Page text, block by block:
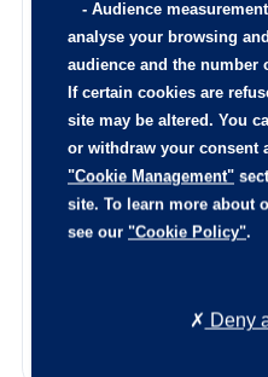
100 points de contrôle ont
Les éventuelles pièces
rajeunie.
Le certificat d’état et
sera remis lors de la livraison.
N’hésitez pas à nous
de ce véhicule, les points
pièces remplacées sur ce
- Audience measurement
analyse your browsing
audience and the number
If certain cookies are
site may be altered. You
or withdraw your consent
"Cookie Management"
site. To learn more about
see our "Cookie Policy".
Deny